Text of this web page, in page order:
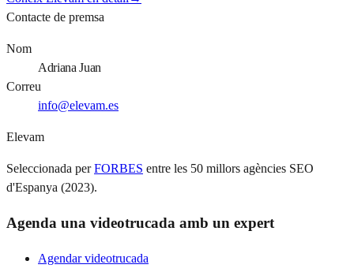
Contacte de premsa
Nom
Adriana Juan
Correu
info@elevam.es
Elevam
Seleccionada per FORBES entre les 50 millors agències SEO
d'Espanya (2023).
Agenda una videotrucada amb un expert
Agendar videotrucada